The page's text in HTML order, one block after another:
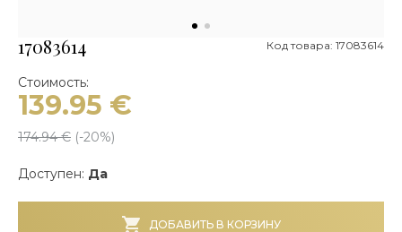
17083614 Код товара: 17083614
Стоимость:
139.95 €
174.94€ (-20%)
Доступен: Да
ДОБАВИТЬ В КОРЗИНУ